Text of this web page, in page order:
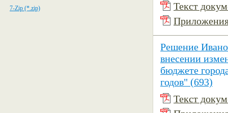
7-Zip (*.zip)
Текст
Решение
внесении
бюджете
годов" (693)
Текст